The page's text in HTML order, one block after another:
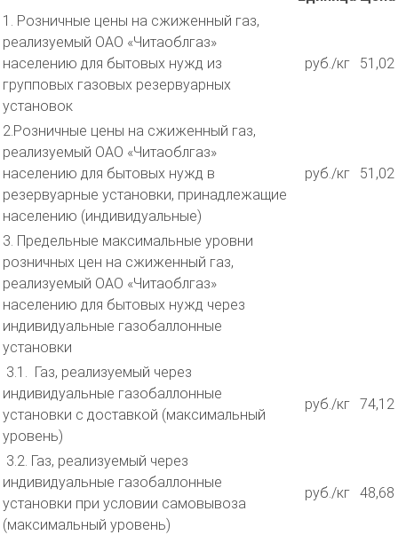
1. Розничные цены на сжиженный газ,
реализуемый ОАО «Читаоблгаз»
населению для бытовых нужд из
групповых газовых резервуарных
установок
руб./кг 51,02
2.Розничные цены на сжиженный газ,
реализуемый ОАО «Читаоблгаз»
населению для бытовых нужд в
резервуарные установки, принадлежащие
населению (индивидуальные)
руб./кг 51,02
3. Предельные максимальные уровни
розничных цен на сжиженный газ,
реализуемый ОАО «Читаоблгаз»
населению для бытовых нужд через
индивидуальные газобаллонные
установки
3.1. Газ, реализуемый через
индивидуальные газобаллонные
установки с доставкой (максимальный
уровень)
руб./кг 74,12
3.2. Газ, реализуемый через
индивидуальные газобаллонные
установки при условии самовывоза
(максимальный уровень)
руб./кг 48,68